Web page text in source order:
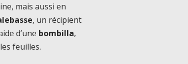
mais aussi en
, un récipient
d’une bombilla,
feuilles.